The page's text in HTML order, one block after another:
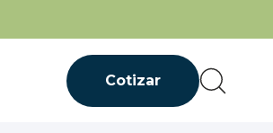
Cotizar